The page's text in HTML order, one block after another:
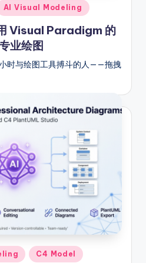
AI Visual Modeling
Visual Paradigm 的
业绘图
时与绘图工具搏斗的人——拖拽
C4 Model